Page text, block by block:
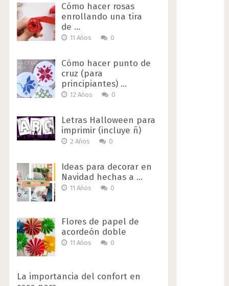
Cómo hacer rosas
enrollando una tira
de …
11 Años 0
Cómo hacer punto de
cruz (para
principiantes) …
12 Años 0
Letras Halloween para
imprimir (incluye ñ)
2 Años 0
Ideas para decorar en
Navidad hechas a …
11 Años 0
Flores de papel de
acordeón doble
11 Años 0
La importancia del confort en